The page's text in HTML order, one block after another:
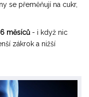
se přeměňují na cukr,
měsíců- i když nic
zákrok a nižší